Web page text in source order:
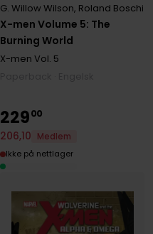
X-men Volume 5: The
Burning World
G. Willow Wilson, Roland Boschi
X-men Vol. 5
22900
206,10
Medlem
Ikke på nettlager